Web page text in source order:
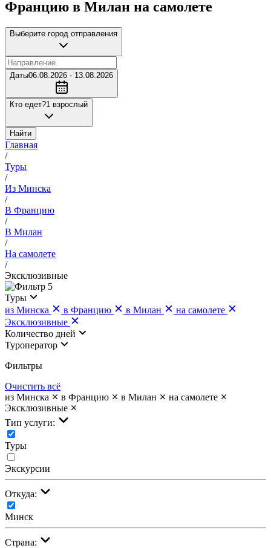
Францию в Милан на самолете
Выберите город отправления
Даты06.08.2026 - 13.08.2026
Кто едет?1 взрослый
Найти
Главная
/
Туры
/
Из Минска
/
В Францию
/
В Милан
/
На самолете
/
Эксклюзивные
5
Туры
из Минска
в Францию в Милан
на самолете
Эксклюзивные
Количество дней
Туроператор
Фильтры
Очистить всё
из Минска
в Францию в Милан
на самолете
Эксклюзивные
Тип услуги:
Туры
Экскурсии
Откуда:
Минск
Страна: